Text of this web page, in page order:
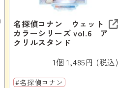
名探偵コナン ウェット
カラーシリーズ vol.6 ア
クリルスタンド
1個 1,485円 (税込)
#名探偵コナン